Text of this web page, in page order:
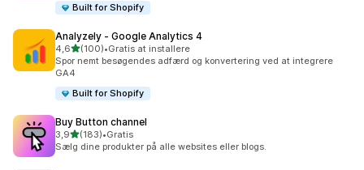
Built for Shopify
Analyzely ‑ Google Analytics 4
4,6ud af 5 stjerner
(100)
100 anmeldelser i alt
•Gratis at installere
Spor nemt besøgendes adfærd og konvertering ved at integrere
GA4
Built for Shopify
Buy Button channel
3,9ud af 5 stjerner
(183)
183 anmeldelser i alt
•Gratis
Sælg dine produkter på alle websites eller blogs.